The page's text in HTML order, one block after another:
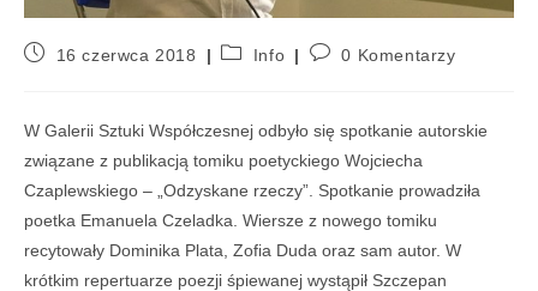
16 czerwca 2018 Info 0 Komentarzy
W Galerii Sztuki Współczesnej odbyło się spotkanie autorskie
związane z publikacją tomiku poetyckiego Wojciecha
Czaplewskiego – „Odzyskane rzeczy”. Spotkanie prowadziła
poetka Emanuela Czeladka. Wiersze z nowego tomiku
recytowały Dominika Plata, Zofia Duda oraz sam autor. W
krótkim repertuarze poezji śpiewanej wystąpił Szczepan